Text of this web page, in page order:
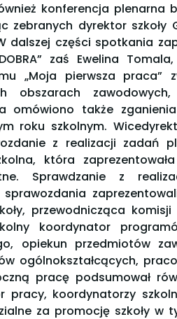
konferencja plenarna
zebranych dyrektor szkoły
dalszej części spotkania
zaś Ewelina
„Moja pierwsza praca”
obszarach
omówiono także
roku szkolnym.
z realizacji zadań
która
Sprawdzanie z
sprawozdania
przewodnicząca
koordynator
opiekun przedmiotów
ogólnokształcących,
pracę podsumował
pracy, koordynatorzy
za promocję szkoły